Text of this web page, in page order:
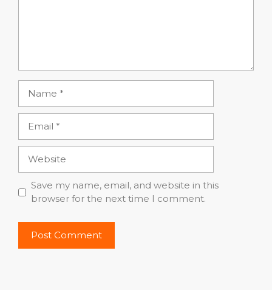
Save my name, email, and website in this
browser for the next time I comment.